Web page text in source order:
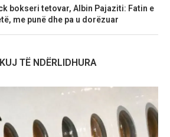
bokseri tetovar, Albin Pajaziti: Fatin e
me punë dhe pa u dorëzuar
TË NDËRLIDHURA